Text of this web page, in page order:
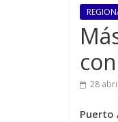
28
Puerto